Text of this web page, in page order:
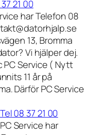
21 00
har Telefon 08
13, Bromma
Vi hjälper dej.
PC Service ( Nytt
11 år på
Därför PC Service
08 37 21 00
Service har